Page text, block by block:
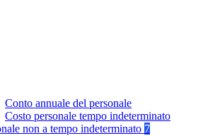
Conto annuale del personale
Costo personale tempo indeterminato
non a tempo indeterminato 7